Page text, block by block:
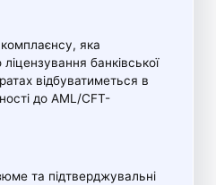
яка
банківської
відбуватиметься в
до AML/CFT-
та підтверджувальні